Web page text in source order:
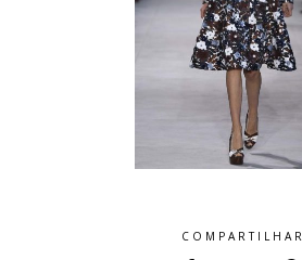
COMPARTILHAR